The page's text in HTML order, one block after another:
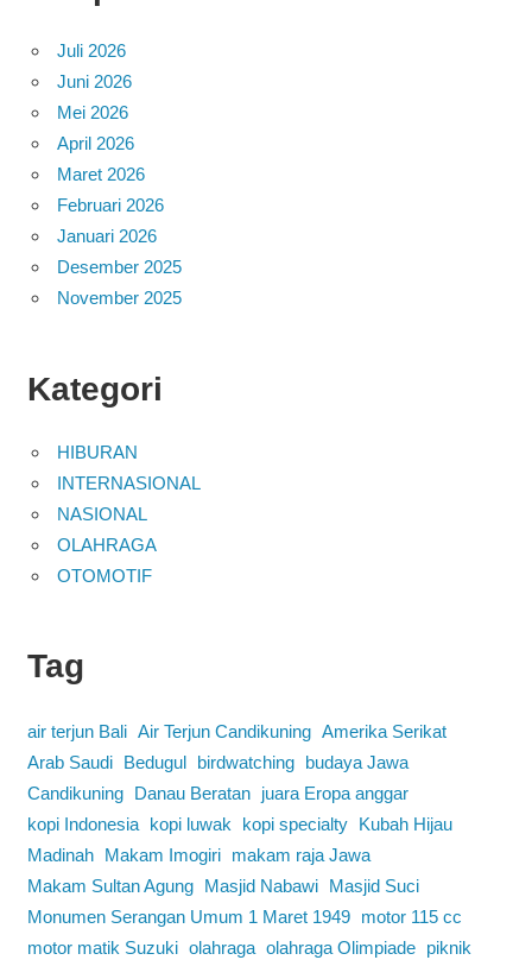
Juli 2026
Juni 2026
Mei 2026
April 2026
Maret 2026
Februari 2026
Januari 2026
Desember 2025
November 2025
Kategori
HIBURAN
INTERNASIONAL
NASIONAL
OLAHRAGA
OTOMOTIF
Tag
air terjun Bali Air Terjun Candikuning Amerika Serikat
Arab Saudi
Bedugul birdwatching
budaya Jawa
Candikuning
Danau Beratan
juara Eropa anggar
kopi Indonesia
kopi luwak kopi specialty
Kubah Hijau
Madinah
Makam Imogiri
makam raja Jawa
Makam Sultan Agung
Masjid Nabawi
Masjid Suci
Monumen Serangan Umum 1 Maret 1949
motor 115 cc
motor matik Suzuki olahraga olahraga Olimpiade piknik